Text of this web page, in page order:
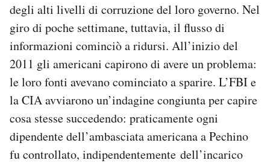
degli alti livelli di corruzione del loro governo. Nel
giro di poche settimane, tuttavia, il flusso di
informazioni cominciò a ridursi. All’inizio del
2011 gli americani capirono di avere un problema:
le loro fonti avevano cominciato a sparire. L’FBI e
la CIA avviarono un’indagine congiunta per capire
cosa stesse succedendo: praticamente ogni
dipendente dell’ambasciata americana a Pechino
fu controllato, indipendentemente dell’incarico